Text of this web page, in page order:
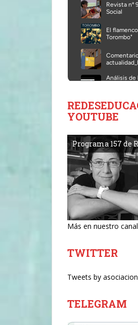
YOUTUBE
Programa 157 de
Más en nuestro
TWITTER
Tweets by
TELEGRAM